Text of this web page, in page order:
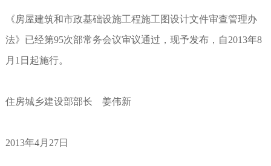
《房屋建筑和市政基础设施工程施工图设计文件审查管理办
法》已经第95次部常务会议审议通过，现予发布，自2013年8
月1日起施行。
住房城乡建设部部长 姜伟新
2013年4月27日